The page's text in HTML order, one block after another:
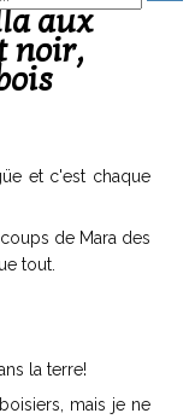
noir,
et c'est chaque
de Mara des
tout.
la terre!
mais je ne